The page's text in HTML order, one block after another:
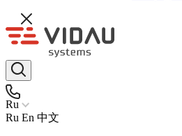
Ru
Ru En 中文